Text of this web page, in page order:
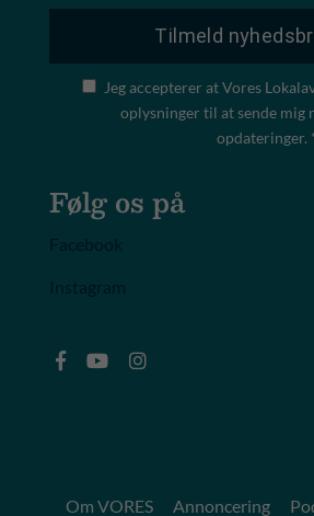
Jeg accepterer at Vores
oplysninger til at sende mig
opdateringer.
Følg os på
Om VORES Annoncering